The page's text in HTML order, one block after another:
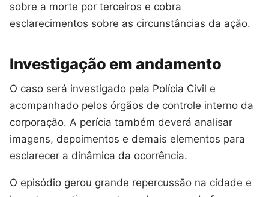
sobre a morte por terceiros e cobra
esclarecimentos sobre as circunstâncias da ação.
Investigação em andamento
O caso será investigado pela Polícia Civil e
acompanhado pelos órgãos de controle interno da
corporação. A perícia também deverá analisar
imagens, depoimentos e demais elementos para
esclarecer a dinâmica da ocorrência.
O episódio gerou grande repercussão na cidade e